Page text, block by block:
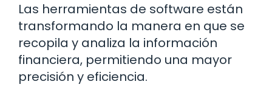
Las herramientas de software están
transformando la manera en que se
recopila y analiza la información
financiera, permitiendo una mayor
precisión y eficiencia.